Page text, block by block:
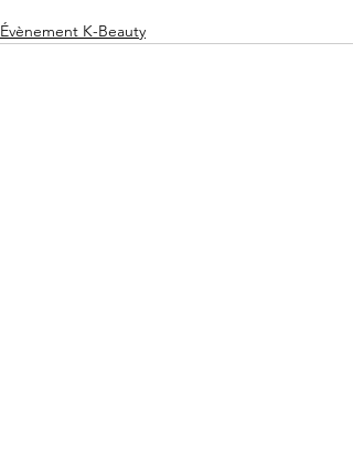
Évènement K-Beauty